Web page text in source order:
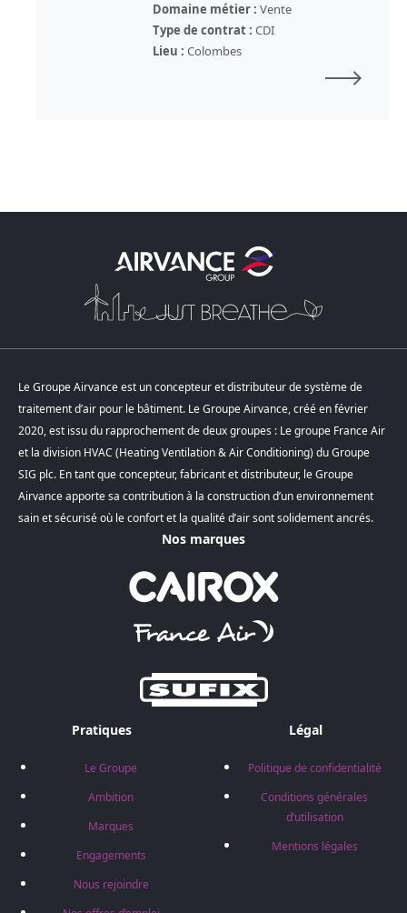
Domaine métier : Vente
Type de contrat : CDI
Lieu : Colombes
Le Groupe Airvance est un concepteur et distributeur de système de
traitement d’air pour le bâtiment. Le Groupe Airvance, créé en février
2020, est issu du rapprochement de deux groupes : Le groupe France Air
et la division HVAC (Heating Ventilation & Air Conditioning) du Groupe
SIG plc. En tant que concepteur, fabricant et distributeur, le Groupe
Airvance apporte sa contribution à la construction d’un environnement
sain et sécurisé où le confort et la qualité d’air sont solidement ancrés.
Nos marques
Pratiques
Le Groupe
Ambition
Marques
Engagements
Nous rejoindre
Légal
Politique de confidentialité
Conditions générales
d’utilisation
Mentions légales